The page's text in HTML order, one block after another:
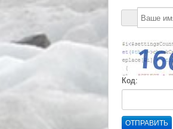
Код:
ОТПРАВИТЬ